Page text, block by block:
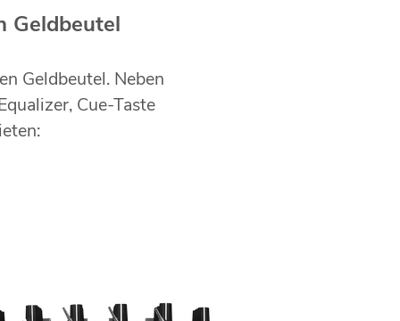
Geldbeutel
Geldbeutel. Neben
Cue-Taste